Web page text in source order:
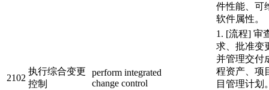
件性能、可
软件属性。
2102
执行综合变更
控制
perform integrated
change control
1. [流程] 审
求、批准变
并管理交付
程资产、项
目管理计划